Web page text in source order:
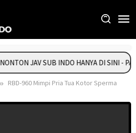
NONTON JAV SUB INDO HANYA DI SINI -
RBD-960 Mimpi Pria Tua Kotor Sperma